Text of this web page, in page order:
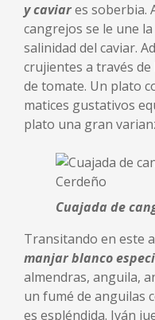
y caviares soberbia.
cangrejos se le une
salinidad del caviar.
crujientes a través
de tomate. Un plato
matices gustativos
plato una gran
Cuajada de
Transitando en este
manjar blanco
almendras, anguila,
un fumé de anguilas
es espléndida. Iván